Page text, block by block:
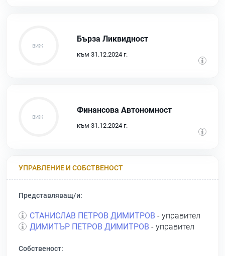
Бърза Ликвидност
към 31.12.2024 г.
Финансова Автономност
към 31.12.2024 г.
УПРАВЛЕНИЕ И СОБСТВЕНОСТ
Представляващ/и:
СТАНИСЛАВ ПЕТРОВ ДИМИТРОВ - управител
ДИМИТЪР ПЕТРОВ ДИМИТРОВ - управител
Собственост: